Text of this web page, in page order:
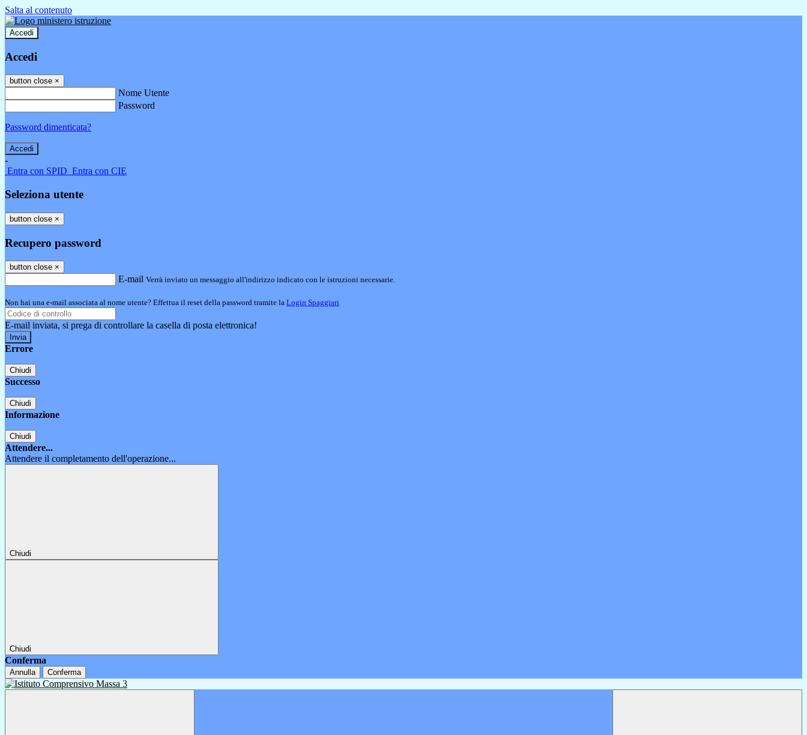
Salta al contenuto
Accedi
Accedi
button close ×
Nome Utente
Password
Password dimenticata?
-
Entra con SPID Entra con CIE
Seleziona utente
button close ×
Recupero password
button close ×
E-mail Verrà inviato un messaggio all'indirizzo indicato con le istruzioni necessarie.
Non hai una e-mail associata al nome utente? Effettua il reset della password tramite la Login Spaggiari
E-mail inviata, si prega di controllare la casella di posta elettronica!
Errore
Chiudi
Successo
Chiudi
Informazione
Chiudi
Attendere...
Attendere il completamento dell'operazione...
Chiudi
Chiudi
Conferma
Annulla Conferma